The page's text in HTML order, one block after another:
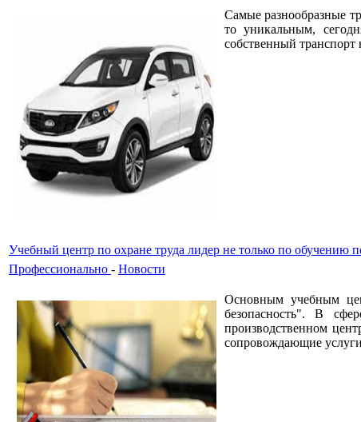
Самые разнообразные
то уникальным,
собственный транспорт
Учебный центр по охране труда лидер не только по обучению
Профессионально - Новости
Основным учебным
безопасность". В
производственном
сопровождающие